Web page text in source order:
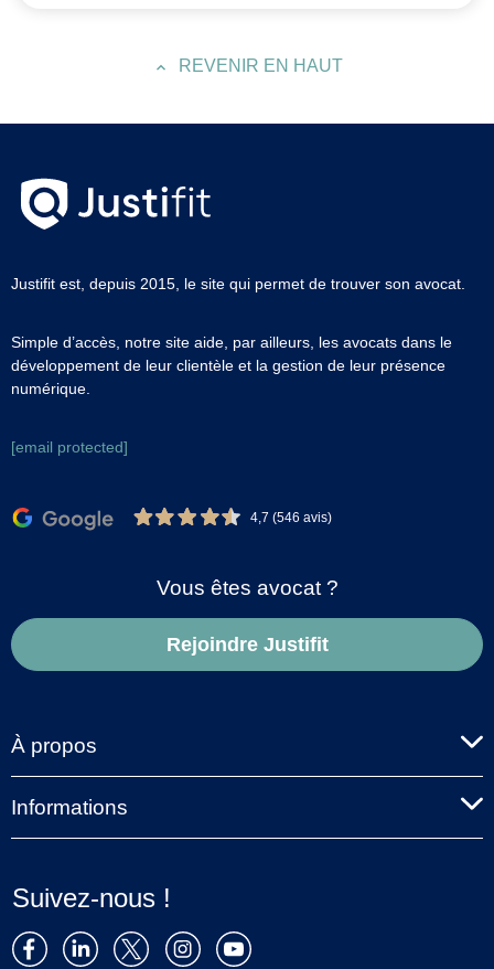
REVENIR EN HAUT
Justifit est, depuis 2015, le site qui permet de trouver son avocat.
Simple d’accès, notre site aide, par ailleurs, les avocats dans le
développement de leur clientèle et la gestion de leur présence
numérique.
[email protected]
4,7 (546 avis)
Vous êtes avocat ?
Rejoindre Justifit
À propos
Informations
Suivez-nous !